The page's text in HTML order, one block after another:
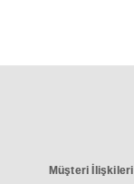
Müşteri İlişkileri